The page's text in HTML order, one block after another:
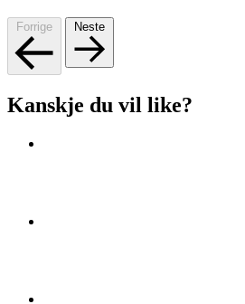
Forrige Neste
Kanskje du vil like?